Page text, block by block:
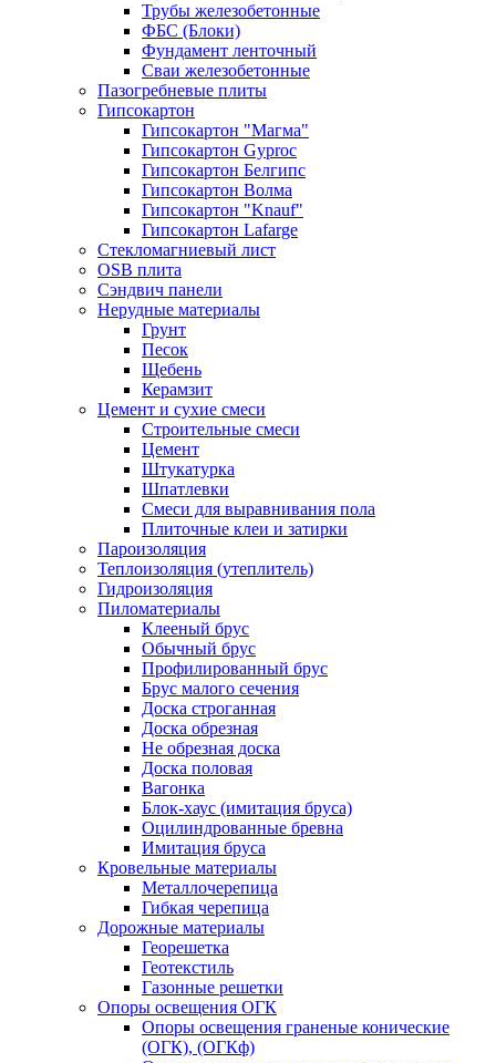
Трубы железобетонные
ФБС (Блоки)
Фундамент ленточный
Сваи железобетонные
Пазогребневые плиты
Гипсокартон
Гипсокартон "Магма"
Гипсокартон Gyproc
Гипсокартон Белгипс
Гипсокартон Волма
Гипсокартон "Knauf"
Гипсокартон Lafarge
Стекломагниевый лист
OSB плита
Сэндвич панели
Нерудные материалы
Грунт
Песок
Щебень
Керамзит
Цемент и сухие смеси
Строительные смеси
Цемент
Штукатурка
Шпатлевки
Смеси для выравнивания пола
Плиточные клеи и затирки
Пароизоляция
Теплоизоляция (утеплитель)
Гидроизоляция
Пиломатериалы
Клееный брус
Обычный брус
Профилированный брус
Брус малого сечения
Доска строганная
Доска обрезная
Не обрезная доска
Доска половая
Вагонка
Блок-хаус (имитация бруса)
Оцилиндрованные бревна
Имитация бруса
Кровельные материалы
Металлочерепица
Гибкая черепица
Дорожные материалы
Георешетка
Геотекстиль
Газонные решетки
Опоры освещения ОГК
Опоры освещения граненые конические
(ОГК), (ОГКф)